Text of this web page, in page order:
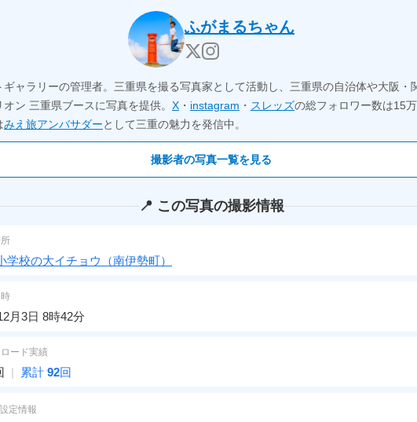
ふがまるちゃん
ギャラリーの管理者。三重県を撮る写真家として活動し、三重県の自治体や大阪・
ン 三重県ブースに写真を提供。 X ・ instagram ・ スレッズの総フォロワー数は15
みえ旅アンバサダーとして三重の魅力を発信中。
撮影者の写真一覧を見る
📍 この写真の撮影情報
学校の大イチョウ（南伊勢町）
月3日 8時42分
ード実績
| 累計 92回
定情報